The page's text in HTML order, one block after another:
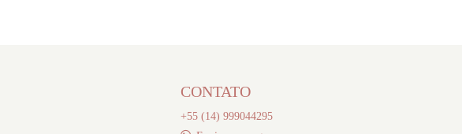
CONTATO
+55 (14) 999044295